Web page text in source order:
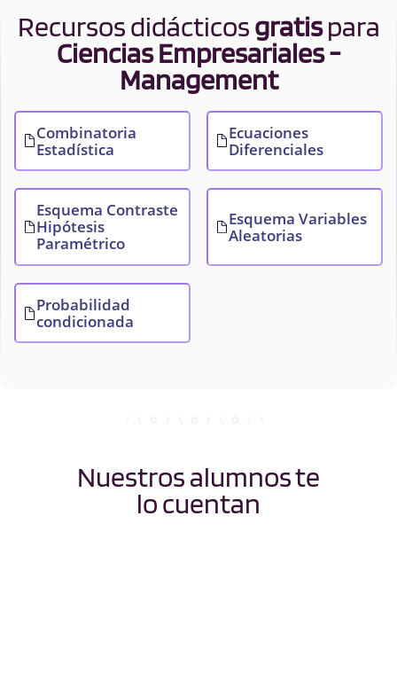
Recursos didácticosgratispara
Ciencias Empresariales -
Management
Combinatoria
Estadística
Ecuaciones
Diferenciales
Esquema Contraste
Hipótesis
Paramétrico
Esquema Variables
Aleatorias
Probabilidad
condicionada
Nuestros alumnos te
lo cuentan